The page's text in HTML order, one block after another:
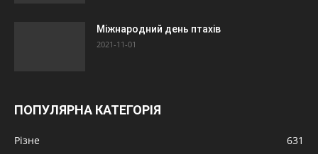
Міжнародний день птахів
2021-11-01
ПОПУЛЯРНА КАТЕГОРІЯ
Різне
631